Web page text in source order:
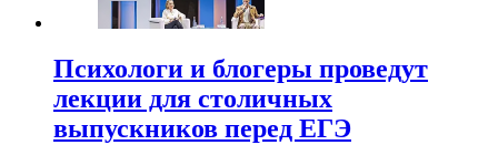
Психологи и блогеры проведут
лекции для столичных
выпускников перед ЕГЭ